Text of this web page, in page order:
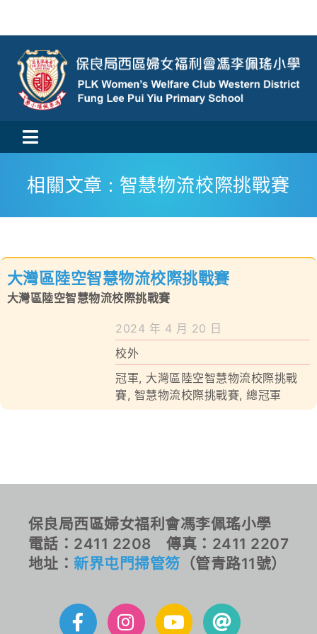
content
Toggle
Navigation
活動消息
校風及學生支援
相關文章 : 智慧物流校際挑戰賽
大灣區陸空智慧物流校際挑戰賽
大灣區陸空智慧物流校際挑戰賽
2024 年 4 月 20 日
校外
冠軍, 大灣區陸空智慧物流校際挑戰
賽, 智慧物流校際挑戰賽,總冠軍
保良局西區婦女福利會馮李佩瑤小學
電話：2411 2208 傳真：2411 2207
地址： 新界屯門掃管笏 （管青路11號）